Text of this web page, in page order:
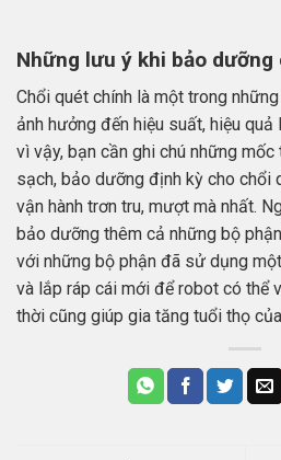
Những lưu ý khi bảo
Chổi quét chính là một trong
ảnh hưởng đến hiệu suất, hiệu
vì vậy, bạn cần ghi chú những
sạch, bảo dưỡng định kỳ cho chổi
vận hành trơn tru, mượt mà nhất.
bảo dưỡng thêm cả những bộ
với những bộ phận đã sử dụng
và lắp ráp cái mới để robot có thể
thời cũng giúp gia tăng tuổi thọ